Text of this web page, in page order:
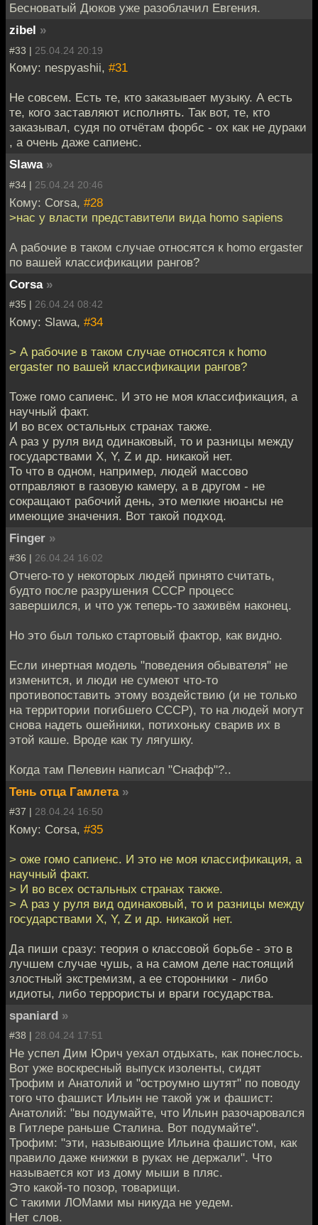
Бесноватый Дюков уже разоблачил Евгения.
zibel »
#33 | 25.04.24 20:19
Кому: nespyashii, #31
Не совсем. Есть те, кто заказывает музыку. А есть
те, кого заставляют исполнять. Так вот, те, кто
заказывал, судя по отчётам форбс - ох как не дураки
, а очень даже сапиенс.
Slawa »
#34 | 25.04.24 20:46
Кому: Corsa, #28
>нас у власти представители вида homo sapiens
А рабочие в таком случае относятся к homo ergaster
по вашей классификации рангов?
Corsa »
#35 | 26.04.24 08:42
Кому: Slawa, #34
> А рабочие в таком случае относятся к homo
ergaster по вашей классификации рангов?
Тоже гомо сапиенс. И это не моя классификация, а
научный факт.
И во всех остальных странах также.
А раз у руля вид одинаковый, то и разницы между
государствами X, Y, Z и др. никакой нет.
То что в одном, например, людей массово
отправляют в газовую камеру, а в другом - не
сокращают рабочий день, это мелкие нюансы не
имеющие значения. Вот такой подход.
Finger »
#36 | 26.04.24 16:02
Отчего-то у некоторых людей принято считать,
будто после разрушения СССР процесс
завершился, и что уж теперь-то заживëм наконец.
Но это был только стартовый фактор, как видно.
Если инертная модель "поведения обывателя" не
изменится, и люди не сумеют что-то
противопоставить этому воздействию (и не только
на территории погибшего СССР), то на людей могут
снова надеть ошейники, потихоньку сварив их в
этой каше. Вроде как ту лягушку.
Когда там Пелевин написал "Снафф"?..
Тень отца Гамлета »
#37 | 28.04.24 16:50
Кому: Corsa, #35
> оже гомо сапиенс. И это не моя классификация, а
научный факт.
> И во всех остальных странах также.
> А раз у руля вид одинаковый, то и разницы между
государствами X, Y, Z и др. никакой нет.
Да пиши сразу: теория о классовой борьбе - это в
лучшем случае чушь, а на самом деле настоящий
злостный экстремизм, а ее сторонники - либо
идиоты, либо террористы и враги государства.
spaniard »
#38 | 28.04.24 17:51
Не успел Дим Юрич уехал отдыхать, как понеслось.
Вот уже воскресный выпуск изоленты, сидят
Трофим и Анатолий и "остроумно шутят" по поводу
того что фашист Ильин не такой уж и фашист:
Анатолий: "вы подумайте, что Ильин разочаровался
в Гитлере раньше Сталина. Вот подумайте".
Трофим: "эти, называющие Ильина фашистом, как
правило даже книжки в руках не держали". Что
называется кот из дому мыши в пляс.
Это какой-то позор, товарищи.
С такими ЛОМами мы никуда не уедем.
Нет слов.